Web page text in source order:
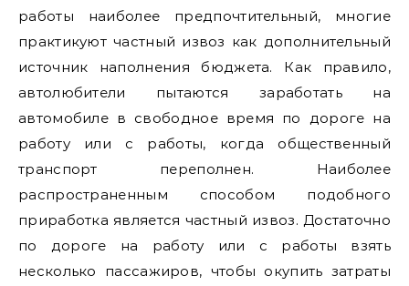
работы наиболее предпочтительный, многие
практикуют частный извоз как дополнительный
источник наполнения бюджета. Как правило,
автолюбители пытаются заработать на
автомобиле в свободное время по дороге на
работу или с работы, когда общественный
транспорт переполнен. Наиболее
распространенным способом подобного
приработка является частный извоз. Достаточно
по дороге на работу или с работы взять
несколько пассажиров, чтобы окупить затраты